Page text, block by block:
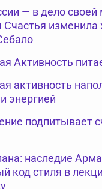
— в дело своей
изменила
Активность
активность
энергией
подпитывает
наследие
код стиля в